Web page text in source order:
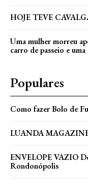
HOJE TEVE
Uma mulher morreu
carro de passeio e
Populares
Como fazer Bolo de
LUANDA
ENVELOPE VAZIO
Rondonópolis